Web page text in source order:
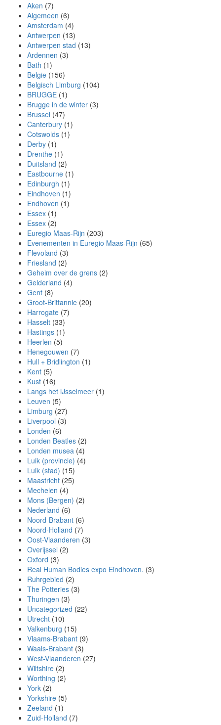
Aken (7)
Algemeen (6)
Amsterdam (4)
Antwerpen (13)
Antwerpen stad (13)
Ardennen (3)
Bath (1)
Belgie (156)
Belgisch Limburg (104)
BRUGGE (1)
Brugge in de winter (3)
Brussel (47)
Canterbury (1)
Cotswolds (1)
Derby (1)
Drenthe (1)
Duitsland (2)
Eastbourne (1)
Edinburgh (1)
Eindhoven (1)
Endhoven (1)
Essex (1)
Essex (2)
Euregio Maas-Rijn (203)
Evenementen in Euregio Maas-Rijn (65)
Flevoland (3)
Friesland (2)
Geheim over de grens (2)
Gelderland (4)
Gent (8)
Groot-Brittannie (20)
Harrogate (7)
Hasselt (33)
Hastings (1)
Heerlen (5)
Henegouwen (7)
Hull + Bridlington (1)
Kent (5)
Kust (16)
Langs het IJsselmeer (1)
Leuven (5)
Limburg (27)
Liverpool (3)
Londen (6)
Londen Beatles (2)
Londen musea (4)
Luik (provincie) (4)
Luik (stad) (15)
Maastricht (25)
Mechelen (4)
Mons (Bergen) (2)
Nederland (6)
Noord-Brabant (6)
Noord-Holland (7)
Oost-Vlaanderen (3)
Overijssel (2)
Oxford (3)
Real Human Bodies expo Eindhoven. (3)
Ruhrgebied (2)
The Potteries (3)
Thuringen (3)
Uncategorized (22)
Utrecht (10)
Valkenburg (15)
Vlaams-Brabant (9)
Waals-Brabant (3)
West-Vlaanderen (27)
Wiltshire (2)
Worthing (2)
York (2)
Yorkshire (5)
Zeeland (1)
Zuid-Holland (7)